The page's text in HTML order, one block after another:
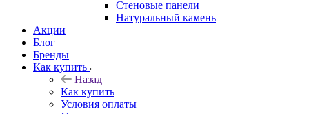
Стеновые панели
Натуральный камень
Акции
Блог
Бренды
Как купить
Назад
Как купить
Условия оплаты